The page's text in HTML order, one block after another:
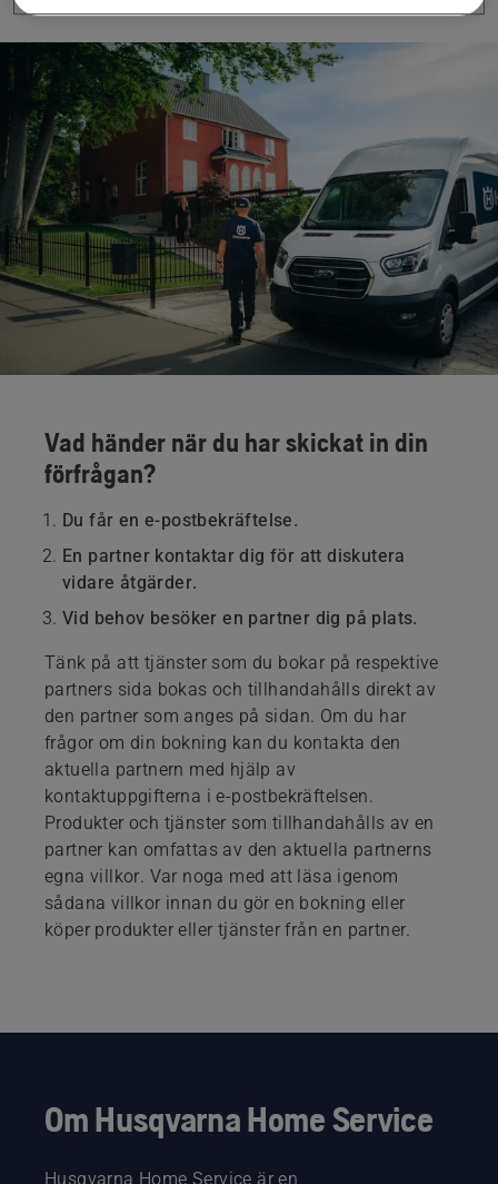
Vad händer när du har skickat in din
förfrågan?
Du får en e-postbekräftelse.
En partner kontaktar dig för att diskutera
vidare åtgärder.
Vid behov besöker en partner dig på plats.
Tänk på att tjänster som du bokar på respektive
partners sida bokas och tillhandahålls direkt av
den partner som anges på sidan. Om du har
frågor om din bokning kan du kontakta den
aktuella partnern med hjälp av
kontaktuppgifterna i e-postbekräftelsen.
Produkter och tjänster som tillhandahålls av en
partner kan omfattas av den aktuella partnerns
egna villkor. Var noga med att läsa igenom
sådana villkor innan du gör en bokning eller
köper produkter eller tjänster från en partner.
Om Husqvarna Home Service
Husqvarna Home Service är en